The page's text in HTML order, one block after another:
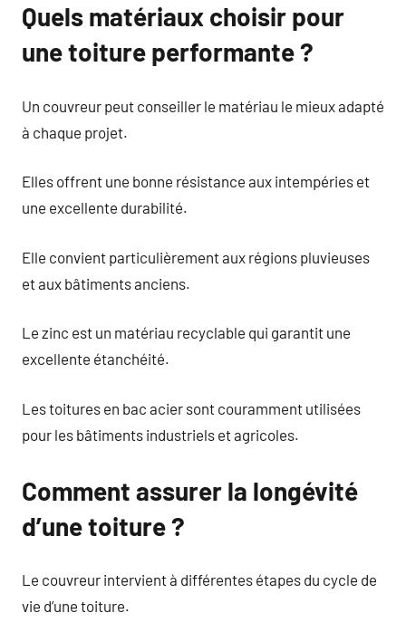
Quels matériaux choisir pour
une toiture performante ?
Un couvreur peut conseiller le matériau le mieux adapté
à chaque projet.
Elles offrent une bonne résistance aux intempéries et
une excellente durabilité.
Elle convient particulièrement aux régions pluvieuses
et aux bâtiments anciens.
Le zinc est un matériau recyclable qui garantit une
excellente étanchéité.
Les toitures en bac acier sont couramment utilisées
pour les bâtiments industriels et agricoles.
Comment assurer la longévité
d’une toiture ?
Le couvreur intervient à différentes étapes du cycle de
vie d’une toiture.